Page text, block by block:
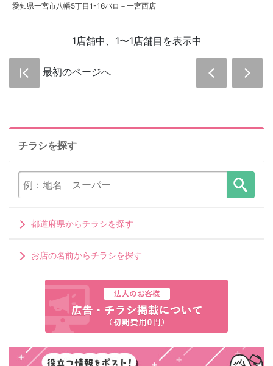
愛知県一宮市八幡5丁目1-16バロ－一宮西店
1店舗中、1〜1店舗目を表示中
最初のページへ
チラシを探す
都道府県からチラシを探す
お店の名前からチラシを探す